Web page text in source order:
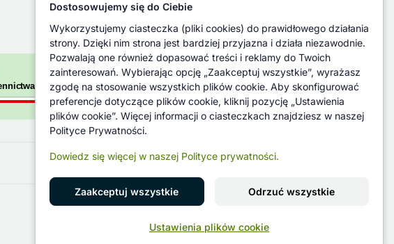
Znajdź nas na
Dostosowujemy się do Ciebie
Wykorzystujemy ciasteczka (pliki cookies) do prawidłowego działania
strony. Dzięki nim strona jest bardziej przyjazna i działa niezawodnie.
Pozwalają one również dopasować treści i reklamy do Twoich
zainteresowań. Wybierając opcję „Zaakceptuj wszystkie”, wyrażasz
zgodę na stosowanie wszystkich plików cookie. Aby skonfigurować
preferencje dotyczące plików cookie, kliknij pozycję „Ustawienia
plików cookie”. Więcej informacji o ciasteczkach znajdziesz w naszej
Polityce Prywatności.
Dowiedz się więcej w naszej Polityce prywatności.
Zaakceptuj wszystkie Odrzuć wszystkie
Ustawienia plików cookie